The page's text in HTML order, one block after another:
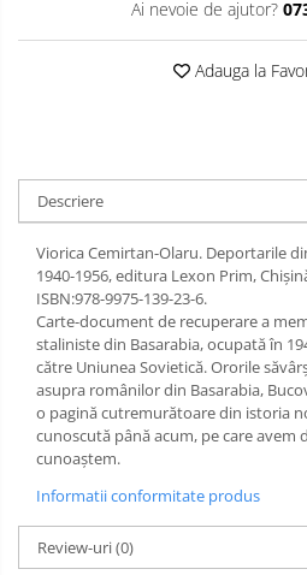
Flipchart-uri si Rezerve
Ai nevoie de ajutor?
Adauga la
Descriere
Viorica Cemirtan-Olaru. Deportarile
1940-1956, editura Lexon Prim,
ISBN:978-9975-139-23-6.
Carte-document de recuperare a
staliniste din Basarabia, ocupată în
către Uniunea Sovietică. Ororile
asupra românilor din Basarabia,
o pagină cutremurătoare din istoria
cunoscută până acum, pe care avem
cunoaștem.
Informatii conformitate produs
Review-uri(0)